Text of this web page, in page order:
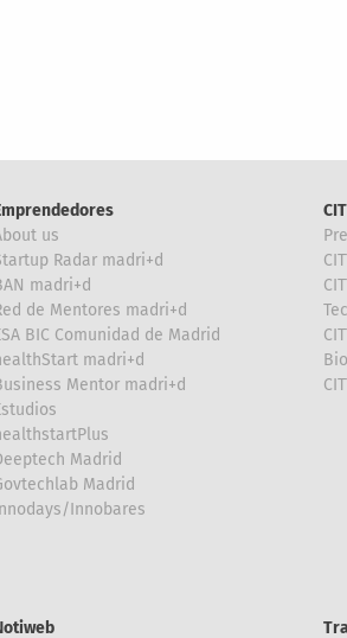
us
Radar madri+d
madri+d
de Mentores madri+d
BIC Comunidad de Madrid
madri+d
Mentor madri+d
Madrid
Madrid
Innobares